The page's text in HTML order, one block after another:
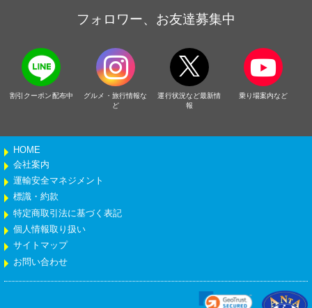
フォロワー、お友達募集中
割引クーポン配布中
グルメ・旅行情報な
ど
運行状況など最新情
報
乗り場案内など
HOME
会社案内
運輸安全マネジメント
標識・約款
特定商取引法に基づく表記
個人情報取り扱い
サイトマップ
お問い合わせ